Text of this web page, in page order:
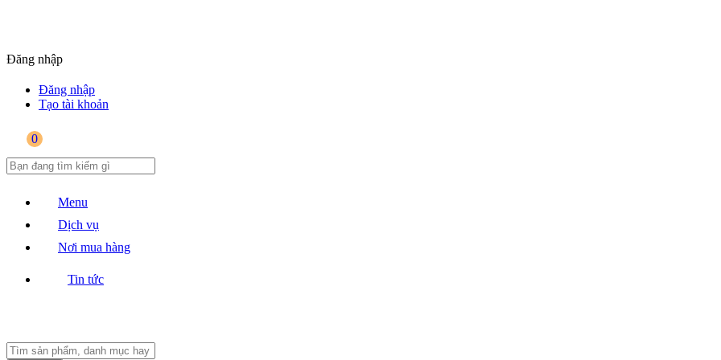
Đăng nhập
Đăng nhập
Tạo tài khoản
0
Menu
Dịch vụ
Nơi mua hàng
Tin tức